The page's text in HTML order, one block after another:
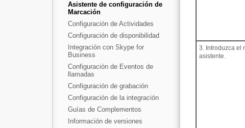
Asistente de configuración de
Marcación
Configuración de Actividades
Configuración de disponibilidad
Integración con Skype for
Business
Configuración de Eventos de
llamadas
Configuración de grabación
Configuración de la integración
Guías de Complementos
Información de versiones
3. Introduzca el
asistente.